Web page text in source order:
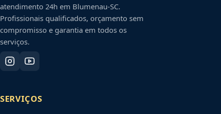
atendimento 24h em Blumenau-SC.
Profissionais qualificados, orçamento sem
compromisso e garantia em todos os
serviços.
SERVIÇOS